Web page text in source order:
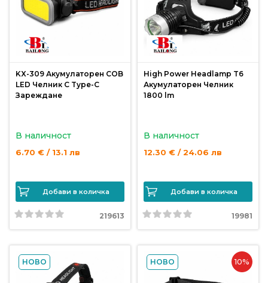
KX-309 Акумулаторен COB
LED Челник С Type-C
Зареждане
В наличност
6.70 € / 13.1 лв
Добави в количка
219613
High Power Headlamp T6
Акумулаторен Челник
1800 lm
В наличност
12.30 € / 24.06 лв
Добави в количка
19981
НОВО НОВО 10%